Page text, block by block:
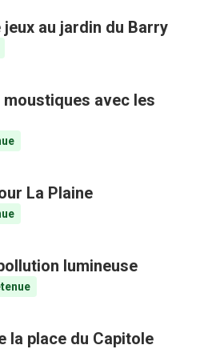
au jardin du Barry
avec les
La Plaine
lumineuse
la place du Capitole